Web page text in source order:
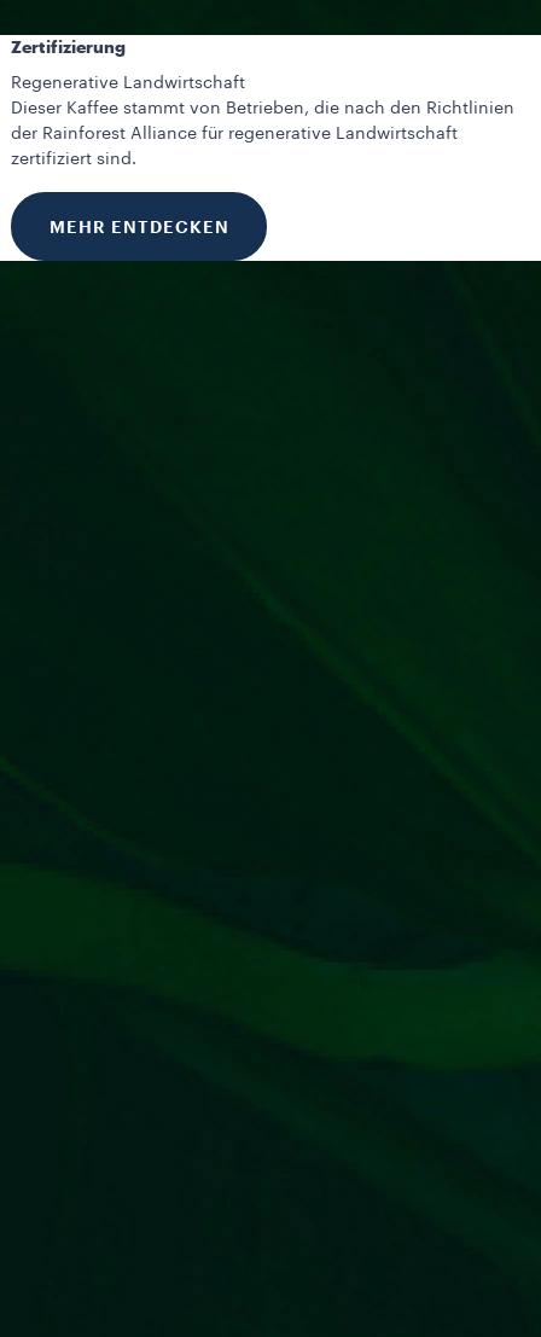
Zertifizierung
Regenerative Landwirtschaft
Dieser Kaffee stammt von Betrieben, die nach den Richtlinien
der Rainforest Alliance für regenerative Landwirtschaft
zertifiziert sind.
MEHR ENTDECKEN